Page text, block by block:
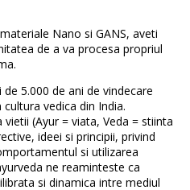
Nano si GANS, aveti
de a va procesa propriul
5.000 de ani de vindecare
vedica din India.
(Ayur = viata, Veda = stiinta
ideei si principii, privind
si utilizarea
ne reaminteste ca
si dinamica intre mediul